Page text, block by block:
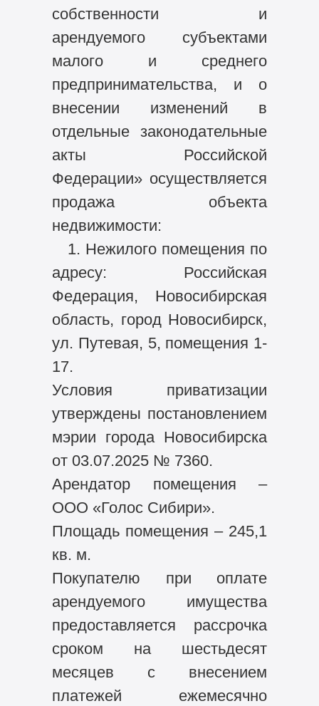
собственности и
арендуемого субъектами
малого и среднего
предпринимательства, и о
внесении изменений в
отдельные законодательные
акты Российской
Федерации» осуществляется
продажа объекта
недвижимости:
1. Нежилого помещения по
адресу: Российская
Федерация, Новосибирская
область, город Новосибирск,
ул. Путевая, 5, помещения 1-
17.
Условия приватизации
утверждены постановлением
мэрии города Новосибирска
от 03.07.2025 № 7360.
Арендатор помещения –
ООО «Голос Сибири».
Площадь помещения – 245,1
кв. м.
Покупателю при оплате
арендуемого имущества
предоставляется рассрочка
сроком на шестьдесят
месяцев с внесением
платежей ежемесячно